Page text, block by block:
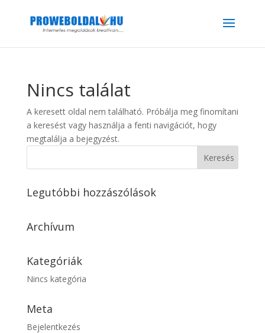
Nincs találat
A keresett oldal nem található. Próbálja meg finomítani
a keresést vagy használja a fenti navigációt, hogy
megtalálja a bejegyzést.
Legutóbbi hozzászólások
Archívum
Kategóriák
Nincs kategória
Meta
Bejelentkezés